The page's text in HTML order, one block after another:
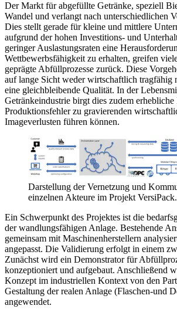
Der Markt für abgefüllte Getränke, speziell
Wandel und verlangt nach unterschiedlichen
Dies stellt gerade für kleine und mittlere
aufgrund der hohen Investitions- und
geringer Auslastungsraten eine
Wettbewerbsfähigkeit zu erhalten, greifen
geprägte Abfüllprozesse zurück. Diese
auf lange Sicht weder wirtschaftlich tragfähig
eine gleichbleibende Qualität. In der
Getränkeindustrie birgt dies zudem
Produktionsfehler zu gravierenden
Imageverlusten führen können.
Darstellung der Vernetzung und
einzelnen Akteure im Projekt VersiPack.
Ein Schwerpunkt des Projektes ist die
der wandlungsfähi­gen Anlage. Bestehende
gemeinsam mit Maschinenherstellern
angepasst. Die Validierung erfolgt in einem
Zunächst wird ein Demonstrator für
konzeptioniert und aufgebaut. Anschließend
Konzept im industriellen Kontext von den
Gestaltung der realen Anlage (Flaschen-und
angewendet.